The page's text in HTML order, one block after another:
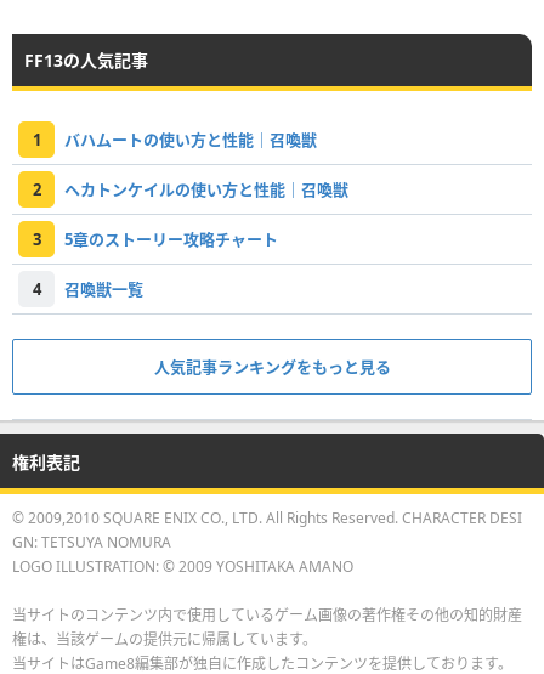
FF13の人気記事
1 バハムートの使い方と性能｜召喚獣
2 ヘカトンケイルの使い方と性能｜召喚獣
3 5章のストーリー攻略チャート
4 召喚獣一覧
人気記事ランキングをもっと見る
権利表記
© 2009,2010 SQUARE ENIX CO., LTD. All Rights Reserved. CHARACTER DESI
GN: TETSUYA NOMURA
LOGO ILLUSTRATION: © 2009 YOSHITAKA AMANO
当サイトのコンテンツ内で使用しているゲーム画像の著作権その他の知的財産
権は、当該ゲームの提供元に帰属しています。
当サイトはGame8編集部が独自に作成したコンテンツを提供しております。